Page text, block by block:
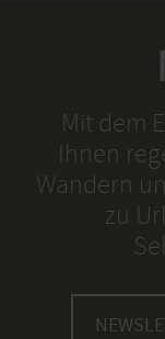
Mit dem
Ihnen
Wandern
zu